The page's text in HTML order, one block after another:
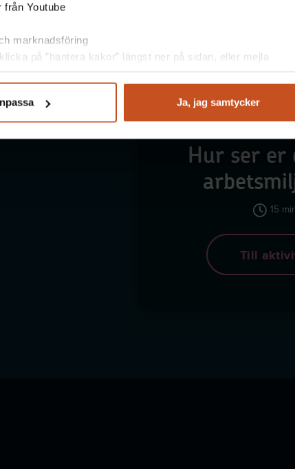
från Youtube
marknadsföring
på ”hantera kakor” längst ner på sidan, eller mejla
Ja, jag samtycker
Hur ser er
15
Till